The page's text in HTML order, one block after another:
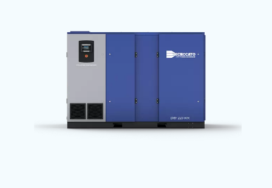
Κοχλιοφόροι αεροσυμπιεστές
Αεροσυμπιεστές χωρίς λάδι Συστήματα
Επεξεργασία αέρα Σύστημα ελέγχου αέρα